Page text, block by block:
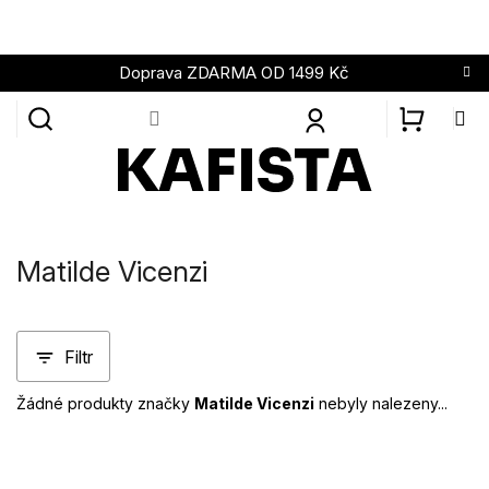
obsah
Doprava ZDARMA OD 1499 Kč
Matilde Vicenzi
Filtr
Žádné produkty značky Matilde Vicenzi nebyly nalezeny...